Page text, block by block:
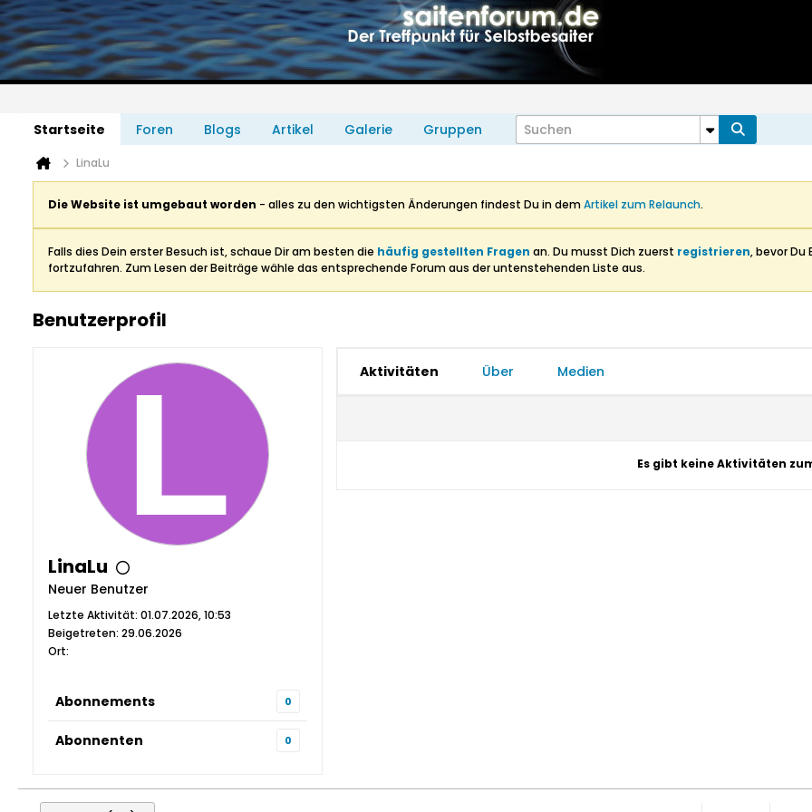
Startseite Foren Blogs Artikel Galerie Gruppen
LinaLu
Die Website ist umgebaut worden - alles zu den wichtigsten Änderungen findest Du in demArtikel zum Relaunch.
Falls dies Dein erster Besuch ist, schaue Dir am besten die häufig gestellten Fragen an. Du musst Dich zuerst registrieren, bevor Du
fortzufahren. Zum Lesen der Beiträge wähle das entsprechende Forum aus der untenstehenden Liste aus.
Benutzerprofil
LinaLu
Neuer Benutzer
Letzte Aktivität: 01.07.2026, 10:53
Beigetreten: 29.06.2026
Ort:
Abonnements 0
Abonnenten 0
Aktivitäten Über Medien
Es gibt keine Aktivitäten